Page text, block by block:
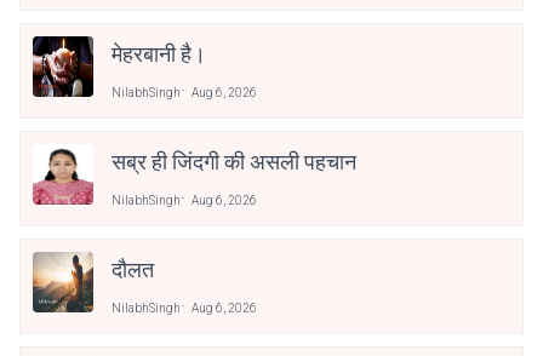
मेहरबानी है।
NilabhSingh Aug 6, 2026
सब्र ही जिंदगी की असली पहचान
NilabhSingh Aug 6, 2026
दौलत
NilabhSingh Aug 6, 2026